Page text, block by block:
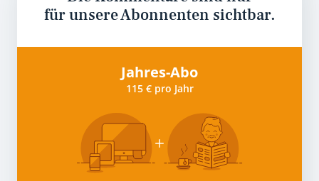
für unsere Abonnenten sichtbar.
Jahres-Abo
115 € pro Jahr